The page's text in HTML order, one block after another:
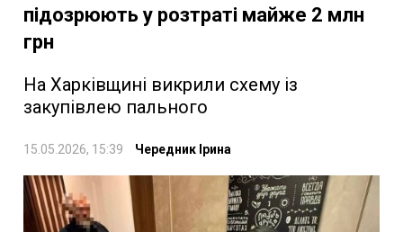
підозрюють у розтраті майже 2 млн
грн
На Харківщині викрили схему із
закупівлею пального
15.05.2026, 15:39 Чередник Ірина